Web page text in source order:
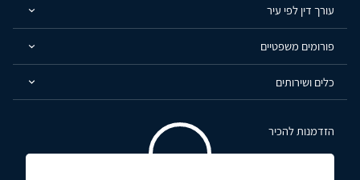
עורך דין לפי עיר
פורומים משפטיים
כלים ושירותים
הזדמנות להכיר